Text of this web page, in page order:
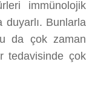
immünolojik
duyarlı. Bunlarla
da çok zaman
tedavisinde çok